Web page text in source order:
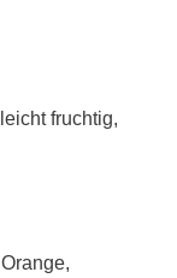
fruchtig,